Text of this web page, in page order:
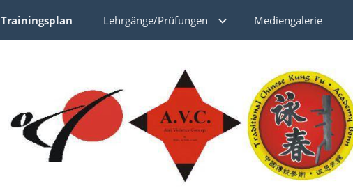
Trainingsplan Lehrgänge/Prüfungen Mediengalerie